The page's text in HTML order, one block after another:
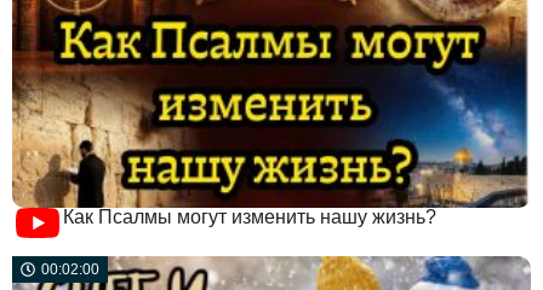
Как Псалмы могут изменить нашу жизнь?
00:02:00